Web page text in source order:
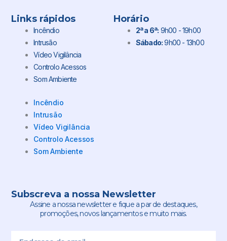
Links rápidos
Incêndio
Intrusão
Vídeo Vigilância
Controlo Acessos
Som Ambiente
Incêndio
Intrusão
Vídeo Vigilância
Controlo Acessos
Som Ambiente
Horário
2ª a 6ª: 9h00 - 19h00
Sábado:9h00 - 13h00
Subscreva a nossa Newsletter
Assine a nossa newsletter e fique a par de destaques,
promoções, novos lançamentos e muito mais.